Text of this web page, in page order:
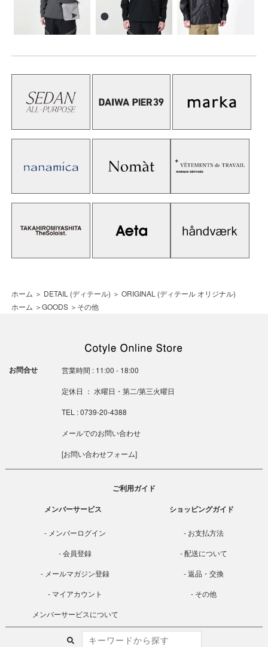
ホーム ＞ DETAIL (ディテール) ＞ ORIGINAL (ディテール オリジナル)
ホーム ＞GOODS ＞ その他
お問合せ 営業時間 : 11:00 - 18:00
定休日 ： 水曜日・第二/第三火曜日
TEL : 0739-20-4388
メールでのお問い合わせ
[お問い合わせフォーム]
ご利用ガイド
メンバーサービス
メンバーログイン
会員登録
メールマガジン登録
マイアカウント
メンバーサービスについて
ショッピングガイド
お支払方法
配送について
返品・交換
その他